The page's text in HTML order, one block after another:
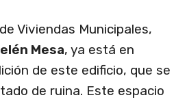
Viviendas Municipales,
Mesa, ya está en
de este edificio, que se
de ruina. Este espacio